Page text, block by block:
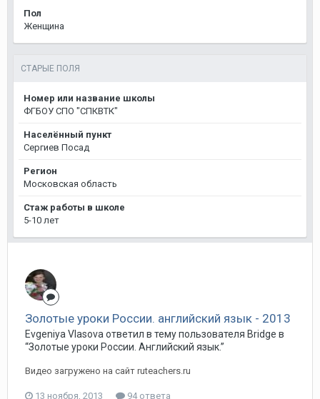
Пол
Женщина
СТАРЫЕ ПОЛЯ
Номер или название школы
ФГБОУ СПО "СПКВТК"
Населённый пункт
Сергиев Посад
Регион
Московская область
Стаж работы в школе
5-10 лет
Золотые уроки России. английский язык - 2013
Evgeniya Vlasova ответил в тему пользователя Bridge в
“Золотые уроки России. Английский язык.”
Видео загружено на сайт ruteachers.ru
13 ноября, 2013 94 ответа